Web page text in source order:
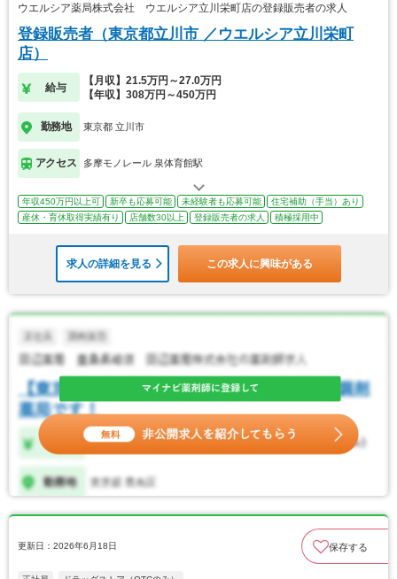
ウエルシア薬局株式会社 ウエルシア立川栄町店の登録販売者の求人
登録販売者（東京都立川市 ／ウエルシア立川栄町
店）
給与
【月収】21.5万円～27.0万円
【年収】308万円～450万円
勤務地 東京都 立川市
アクセス 多摩モノレール 泉体育館駅
年収450万円以上可 新卒も応募可能 未経験者も応募可能
住宅補助（手当）あり
産休・育休取得実績有り
店舗数30以上 登録販売者の求人 積極採用中
求人の詳細を見る この求人に興味がある
更新日：2026年6月18日 保存する